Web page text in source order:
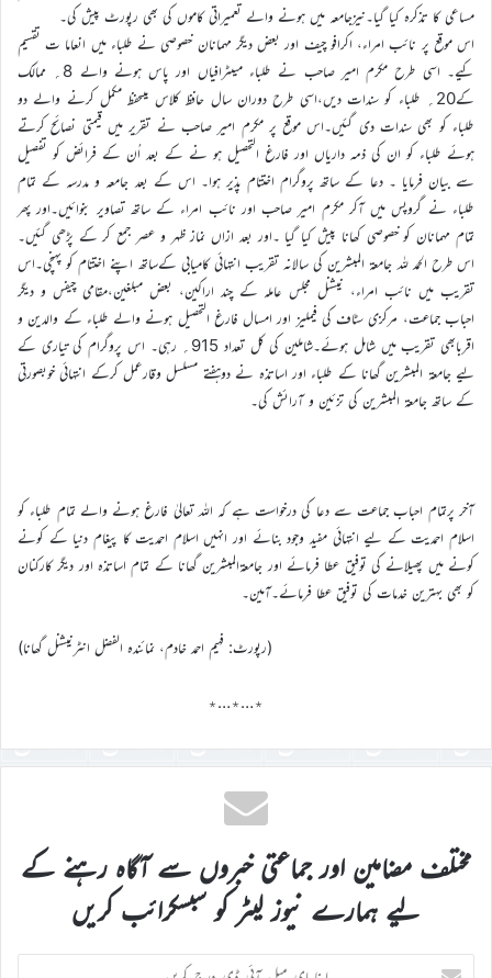
مساعی کا تذکرہ کیا گیا۔نیزجامعہ میں ہونے والے تعمیراتی کاموں کی بھی رپورٹ پیش کی۔
اس موقع پر نائب امراء، اکرافو چیف اور بعض دیگر مہمانان خصوصی نے طلباء میں انعاما ت تقسیم
کیے۔ اسی طرح مکرم امیر صاحب نے طلباء میںٹرافیاں اور پاس ہونے والے 8؍ ممالک
کے20؍ طلباء کو سندات دیں،اسی طرح دوران سال حافظ کلاس میںحفظ مکمل کرنے والے دو
طلباء کو بھی سندات دی گئیں۔اس موقع پر مکرم امیر صاحب نے تقریر میں قیمتی نصائح کرتے
ہوئے طلباء کو ان کی ذمہ داریاں اور فارغ التحصیل ہو نے کے بعد اُن کے فرائض کو تفصیل
سے بیان فرمایا ۔ دعا کے ساتھ پروگرام اختتام پذیر ہوا۔ اس کے بعد جامعہ و مدرسہ کے تمام
طلباء نے گروپس میں آکر مکرم امیر صاحب اور نائب امراء کے ساتھ تصاویر بنوائیں۔اور پھر
تمام مہمانان کو خصوصی کھانا پیش کیا گیا ۔اور بعد ازاں نماز ظہر و عصر جمع کر کے پڑھی گئیں۔
اس طرح الحمد للہ جامعۃ المبشرین کی سالانہ تقریب انتہائی کامیابی کےساتھ اپنے اختتام کو پہنچی۔اس
تقریب میں نائب امراء، نیشنل مجلس عاملہ کے چند اراکین، بعض مبلغین،مقامی چیفس و دیگر
احباب جماعت، مرکزی سٹاف کی فیملیز اور امسال فارغ التحصیل ہونے والے طلباء کے والدین و
اقربابھی تقریب میں شامل ہوئے۔شاملین کی کل تعداد 915؍ رہی۔ اس پروگرام کی تیاری کے
لیے جامعۃ المبشرین گھانا کے طلباء اور اساتذہ نے دوہفتے مسلسل وقارعمل کرکے انتہائی خوبصورتی
کے ساتھ جامعۃ المبشرین کی تزئین و آرائش کی۔
آخر پرتمام احباب جماعت سے دعا کی درخواست ہے کہ اللہ تعالیٰ فارغ ہونے والے تمام طلباء کو
اسلام احمدیت کے لیے انتہائی مفید وجود بنائے اور انہیں اسلام احمدیت کا پیغام دنیا کے کونے
کونے میں پھیلانے کی توفیق عطا فرمائے اور جامعۃالمبشرین گھانا کے تمام اساتذہ اور دیگر کارکنان
کو بھی بہترین خدمات کی توفیق عطا فرمائے۔آمین۔
(رپورٹ: فہیم احمد خادم، نمائندہ الفضل انٹرنیشنل گھانا)
٭…٭…٭
مختلف مضامین اور جماعتی خبروں سے آگاہ رہنے کے
لیے ہمارے نیوز لیٹر کو سبسکرائب کریں
اپنا